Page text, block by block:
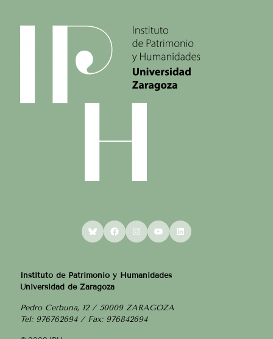
BlueskyFacebookInstagram
YouTubeLinkedIn
Instituto de Patrimonio y Humanidades
Universidad de Zaragoza
Pedro Cerbuna, 12 / 50009 ZARAGOZA
Tel: 976762694 / Fax: 976842694